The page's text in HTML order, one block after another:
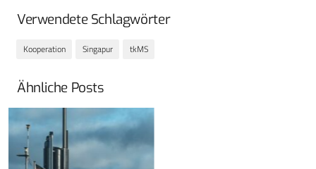
Verwendete Schlagwörter
Kooperation Singapur tkMS
Ähnliche Posts